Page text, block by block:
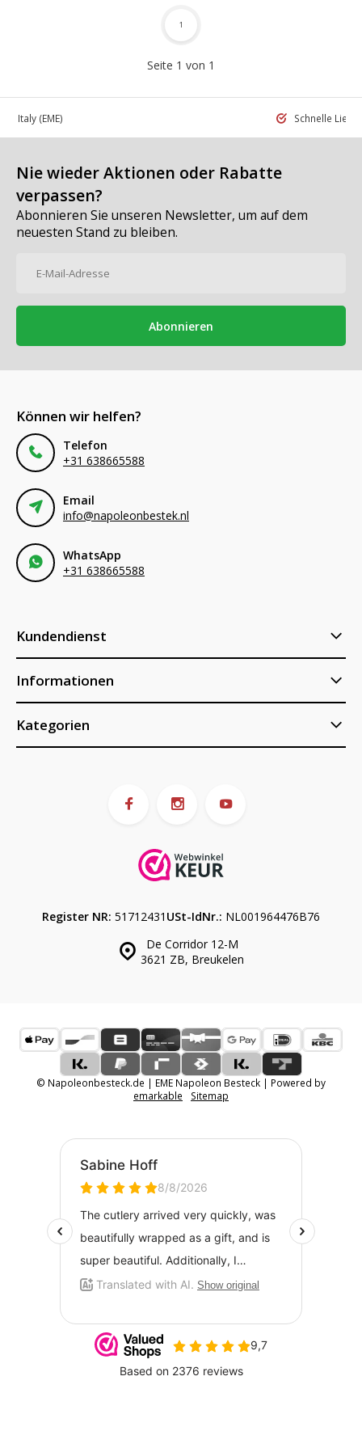
Seite 1 von 1
1
in Italy (EME) Schnelle
Nie wieder Aktionen oder Rabatte
verpassen?
Abonnieren Sie unseren Newsletter, um auf dem
neuesten Stand zu bleiben.
Abonnieren
Können wir helfen?
Telefon
+31 638665588
Email
info@napoleonbestek.nl
WhatsApp
+31 638665588
Kundendienst
Informationen
Kategorien
De Corridor 12-M
3621 ZB, Breukelen
Register NR: 51712431 USt-IdNr.: NL001964476B76
© Napoleonbesteck.de | EME Napoleon Besteck | Powered by
emarkable
Sitemap